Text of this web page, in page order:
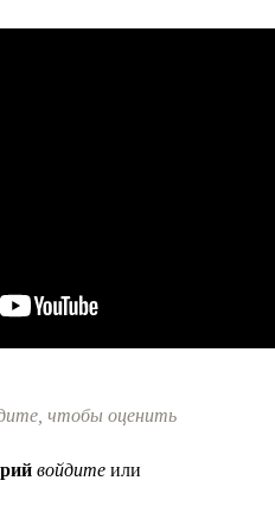
чтобы оценить
войдите или